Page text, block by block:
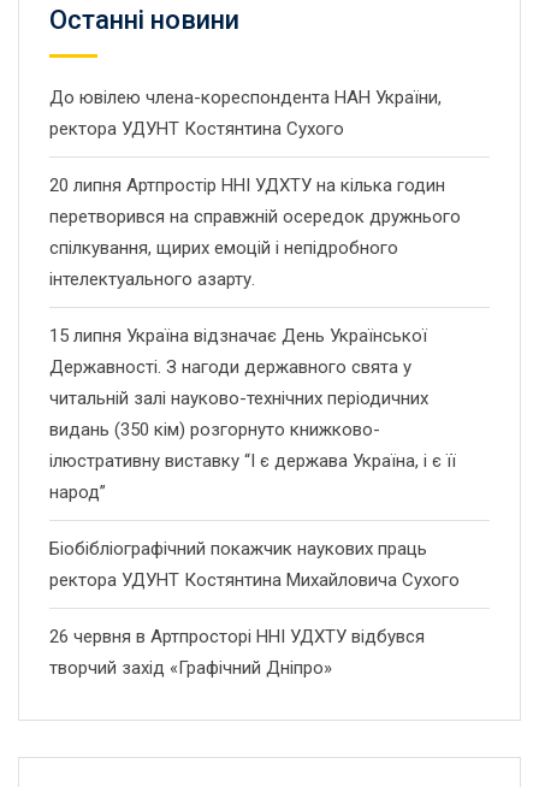
Останнi новини
До ювілею члена-кореспондента НАН України,
ректора УДУНТ Костянтина Сухого
20 липня Артпростір ННІ УДХТУ на кілька годин
перетворився на справжній осередок дружнього
спілкування, щирих емоцій і непідробного
інтелектуального азарту.
15 липня Україна відзначає День Української
Державності. З нагоди державного свята у
читальній залі науково-технічних періодичних
видань (350 кім) розгорнуто книжково-
ілюстративну виставку “І є держава Україна, і є її
народ”
Біобібліографічний покажчик наукових праць
ректора УДУНТ Костянтина Михайловича Сухого
26 червня в Артпросторі ННІ УДХТУ відбувся
творчий захід «Графічний Дніпро»